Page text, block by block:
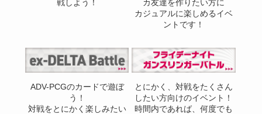
戦しよう！
カ友達を作りたい方に
カジュアルに楽しめるイベ
ントです！
ADV-PCGのカードで遊ぼ
う！
対戦をとにかく楽しみたい
とにかく、対戦をたくさん
したい方向けのイベント！
時間内であれば、何度でも